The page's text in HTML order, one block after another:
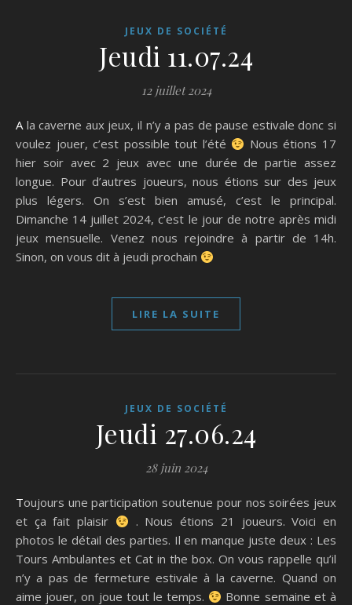
JEUX DE SOCIÉTÉ
Jeudi 11.07.24
12 juillet 2024
A la caverne aux jeux, il n’y a pas de pause estivale donc si
voulez jouer, c’est possible tout l’été
Nous étions 17
hier soir avec 2 jeux avec une durée de partie assez
longue. Pour d’autres joueurs, nous étions sur des jeux
plus légers. On s’est bien amusé, c’est le principal.
Dimanche 14 juillet 2024, c’est le jour de notre après midi
jeux mensuelle. Venez nous rejoindre à partir de 14h.
Sinon, on vous dit à jeudi prochain
LIRE LA SUITE
JEUX DE SOCIÉTÉ
Jeudi 27.06.24
28 juin 2024
Toujours une participation soutenue pour nos soirées jeux
et ça fait plaisir
. Nous étions 21 joueurs. Voici en
photos le détail des parties. Il en manque juste deux : Les
Tours Ambulantes et Cat in the box. On vous rappelle qu’il
n’y a pas de fermeture estivale à la caverne. Quand on
aime jouer, on joue tout le temps.
Bonne semaine et à